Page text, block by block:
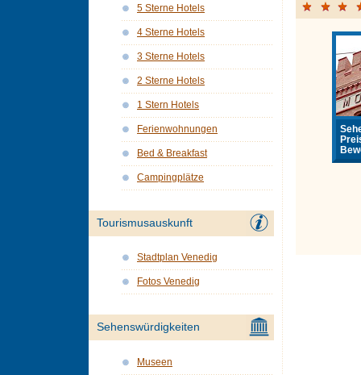
5 Sterne Hotels
4 Sterne Hotels
3 Sterne Hotels
2 Sterne Hotels
1 Stern Hotels
Ferienwohnungen
Bed & Breakfast
Campingplätze
Tourismusauskunft
Stadtplan Venedig
Fotos Venedig
Sehenswürdigkeiten
Museen